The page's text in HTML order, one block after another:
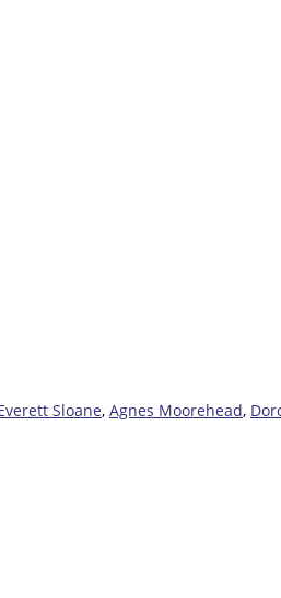
Sloane, Agnes Moorehead,